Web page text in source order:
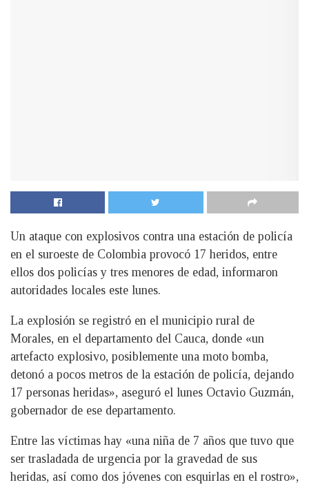
Un ataque con explosivos contra una estación de policía
en el suroeste de Colombia provocó 17 heridos, entre
ellos dos policías y tres menores de edad, informaron
autoridades locales este lunes.
La explosión se registró en el municipio rural de
Morales, en el departamento del Cauca, donde «un
artefacto explosivo, posiblemente una moto bomba,
detonó a pocos metros de la estación de policía, dejando
17 personas heridas», aseguró el lunes Octavio Guzmán,
gobernador de ese departamento.
Entre las víctimas hay «una niña de 7 años que tuvo que
ser trasladada de urgencia por la gravedad de sus
heridas, así como dos jóvenes con esquirlas en el rostro»,